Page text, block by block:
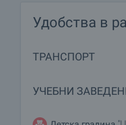
Удобства в
ТРАНСПОРТ
УЧЕБНИ